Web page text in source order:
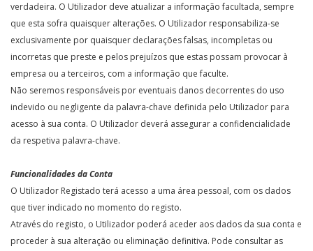
verdadeira. O Utilizador deve atualizar a informação facultada, sempre
que esta sofra quaisquer alterações. O Utilizador responsabiliza-se
exclusivamente por quaisquer declarações falsas, incompletas ou
incorretas que preste e pelos prejuízos que estas possam provocar à
empresa ou a terceiros, com a informação que faculte.
Não seremos responsáveis por eventuais danos decorrentes do uso
indevido ou negligente da palavra-chave definida pelo Utilizador para
acesso à sua conta. O Utilizador deverá assegurar a confidencialidade
da respetiva palavra-chave.
Funcionalidades da Conta
O Utilizador Registado terá acesso a uma área pessoal, com os dados
que tiver indicado no momento do registo.
Através do registo, o Utilizador poderá aceder aos dados da sua conta e
proceder à sua alteração ou eliminação definitiva. Pode consultar as